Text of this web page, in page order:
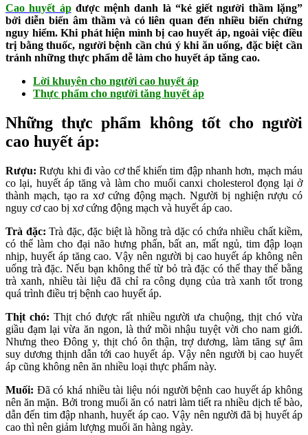
Cao huyết ápđược mệnh danh là “kẻ giết người thầm lặng”
bởi diễn biến âm thầm và có liên quan đến nhiều biến chứng
nguy hiểm. Khi phát hiện mình bị cao huyết áp, ngoài việc điều
trị bằng thuốc, người bệnh cần chú ý khi ăn uống, đặc biệt cần
tránh những thực phẩm dễ làm cho huyết áp tăng cao.
Lời khuyên cho người cao huyết áp
Thực phẩm cho người tăng huyết áp
Những thực phẩm không tốt cho người
cao huyết áp:
Rượu: Rượu khi đi vào cơ thể khiến tim đập nhanh hơn, mạch máu
co lại, huyết áp tăng và làm cho muối canxi cholesterol đọng lại ở
thành mạch, tạo ra xơ cứng động mạch. Người bị nghiện rượu có
nguy cơ cao bị xơ cứng động mạch và huyết áp cao.
Trà đặc: Trà đặc, đặc biệt là hồng trà dặc có chứa nhiều chất kiềm,
có thể làm cho đại não hưng phấn, bất an, mất ngủ, tim đập loạn
nhịp, huyết áp tăng cao. Vậy nên người bị cao huyết áp không nên
uống trà đặc. Nếu bạn không thể từ bỏ trà đặc có thể thay thế bằng
trà xanh, nhiều tài liệu đã chỉ ra công dụng của trà xanh tốt trong
quá trình điều trị bệnh cao huyết áp.
Thịt chó: Thịt chó được rất nhiều người ưa chuộng, thịt chó vừa
giầu đạm lại vừa ăn ngon, là thứ mồi nhậu tuyệt vời cho nam giới.
Nhưng theo Đông y, thịt chó ôn thận, trợ dương, làm tăng sự âm
suy dương thịnh dẫn tới cao huyết áp. Vậy nên người bị cao huyết
áp cũng không nên ăn nhiều loại thực phẩm này.
Muối: Đã có khá nhiều tài liệu nói người bệnh cao huyết áp không
nên ăn mặn. Bởi trong muối ăn có natri làm tiết ra nhiều dịch tế bào,
dẫn đến tim đập nhanh, huyết áp cao. Vậy nên người đã bị huyết áp
cao thì nên giảm lượng muối ăn hàng ngày.